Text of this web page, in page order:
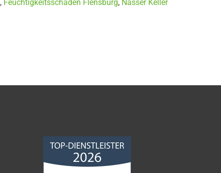
, Feuchtigkeitsschaden Flensburg, Nasser Keller
Norddeutsche
Bauabdichtungsgesellschaft
mbH
von 5
86Bewertungen